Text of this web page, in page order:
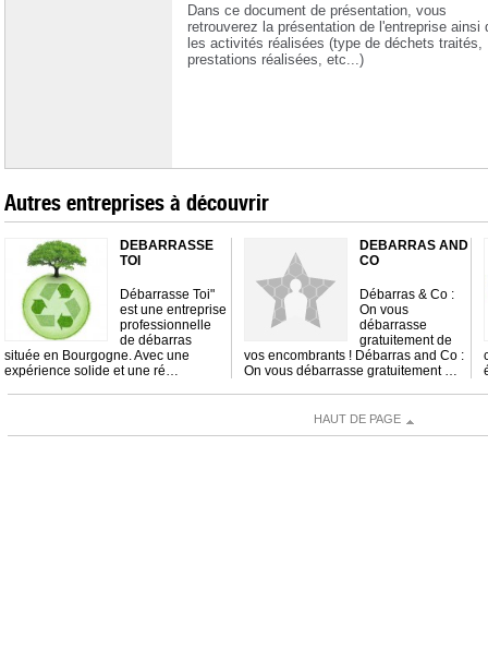
Dans ce document de présentation, vous
retrouverez la présentation de l'entreprise ainsi
les activités réalisées (type de déchets traités,
prestations réalisées, etc...)
Autres entreprises à découvrir
DEBARRASSE
TOI
Débarrasse Toi"
est une entreprise
professionnelle
de débarras
située en Bourgogne. Avec une
expérience solide et une ré…
DEBARRAS AND
CO
Débarras & Co :
On vous
débarrasse
gratuitement de
vos encombrants ! Débarras and Co :
On vous débarrasse gratuitement …
HAUT DE PAGE